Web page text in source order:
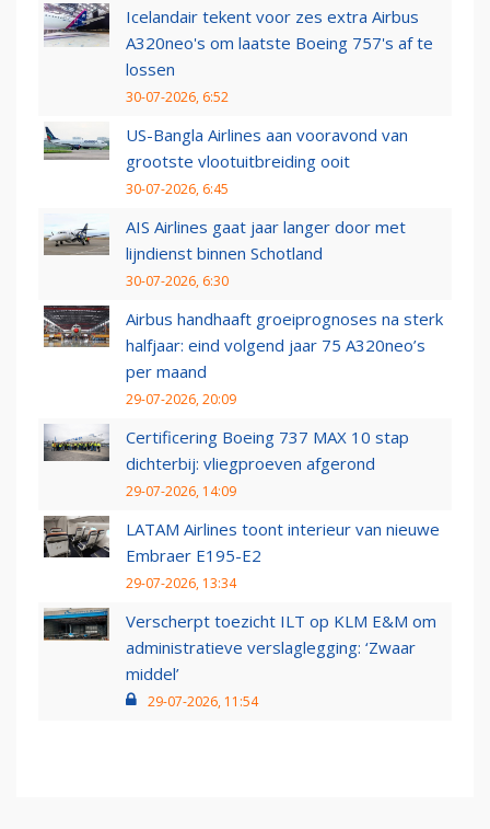
Icelandair tekent voor zes extra Airbus
A320neo's om laatste Boeing 757's af te
lossen
30-07-2026, 6:52
US-Bangla Airlines aan vooravond van
grootste vlootuitbreiding ooit
30-07-2026, 6:45
AIS Airlines gaat jaar langer door met
lijndienst binnen Schotland
30-07-2026, 6:30
Airbus handhaaft groeiprognoses na sterk
halfjaar: eind volgend jaar 75 A320neo’s
per maand
29-07-2026, 20:09
Certificering Boeing 737 MAX 10 stap
dichterbij: vliegproeven afgerond
29-07-2026, 14:09
LATAM Airlines toont interieur van nieuwe
Embraer E195-E2
29-07-2026, 13:34
Verscherpt toezicht ILT op KLM E&M om
administratieve verslaglegging: ‘Zwaar
middel’
29-07-2026, 11:54